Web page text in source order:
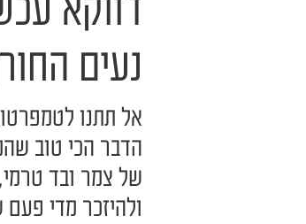
נעים
אל תתנו
הדבר הכי טוב
של צמר ובד
ולהיזכר מדי